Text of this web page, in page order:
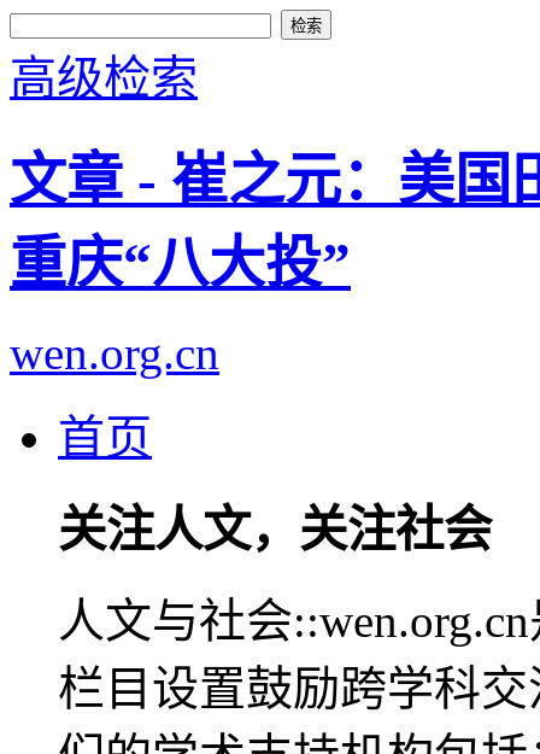
高级检索
文章 - 崔之元：美国
重庆“八大投”
wen.org.cn
首页
关注人文，关注社会
人文与社会
栏目设置鼓励跨学科